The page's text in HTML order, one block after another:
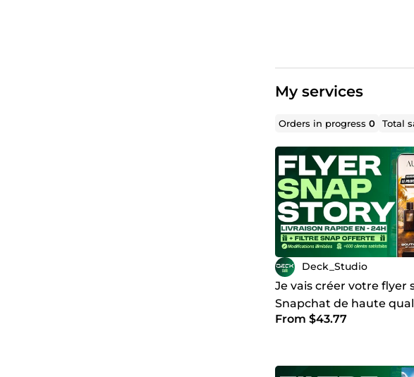
My services
Orders in progress0 Total
Deck_Studio
Je vais créer votre flyer
Snapchat de haute
From $43.77